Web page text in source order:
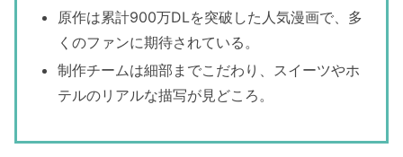
原作は累計900万DLを突破した人気漫画で、多
くのファンに期待されている。
制作チームは細部までこだわり、スイーツやホ
テルのリアルな描写が見どころ。